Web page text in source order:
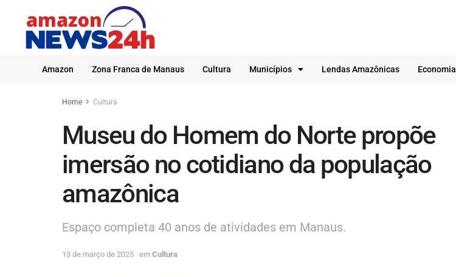
Amazon Zona Franca de Manaus Cultura Municípios Lendas Amazônicas Economia
Home Cultura
Museu do Homem do Norte propõe
imersão no cotidiano da população
amazônica
Espaço completa 40 anos de atividades em Manaus.
13 de março de 2025 em Cultura